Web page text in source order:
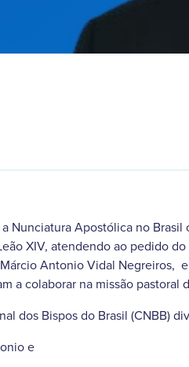
Nunciatura Apostólica no
XIV, atendendo ao pedido
Antonio Vidal Negreiros,
a colaborar na missão pastoral
dos Bispos do Brasil (CNBB)
e